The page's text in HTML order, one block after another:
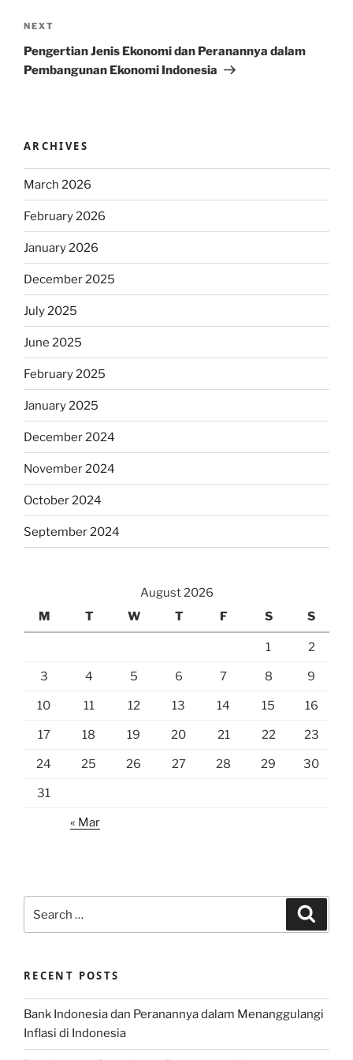
Next
Post
NEXT
Pengertian Jenis Ekonomi dan Peranannya dalam
Pembangunan Ekonomi Indonesia
ARCHIVES
March 2026
February 2026
January 2026
December 2025
July 2025
June 2025
February 2025
January 2025
December 2024
November 2024
October 2024
September 2024
August 2026
M
T W T F S S
1 2
3 4 5 6 7 8 9
10 11 12 13 14 15 16
17 18 19 20 21 22 23
24 25 26 27 28 29 30
31
« Mar
for:
RECENT POSTS
Bank Indonesia dan Peranannya dalam Menanggulangi
Inflasi di Indonesia